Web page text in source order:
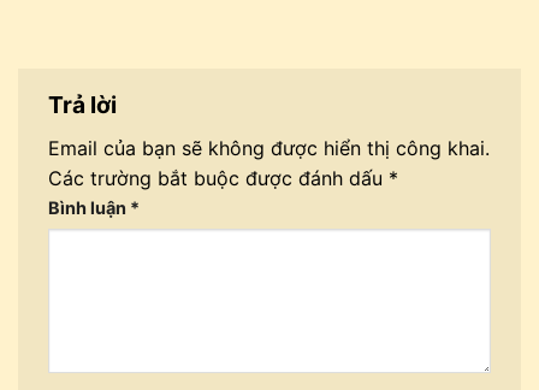
Trả lời
Email của bạn sẽ không được hiển thị công khai.
Các trường bắt buộc được đánh dấu *
Bình luận *